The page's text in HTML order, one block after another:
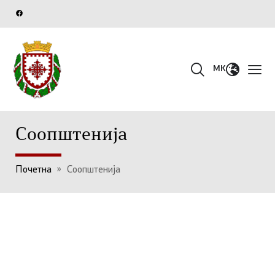
MK
Соопштенија
Почетна » Соопштенија